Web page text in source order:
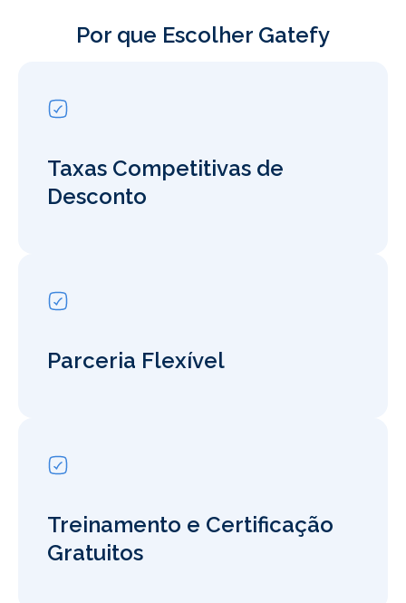
Por que Escolher Gatefy
Taxas Competitivas de
Desconto
Parceria Flexível
Treinamento e Certificação
Gratuitos